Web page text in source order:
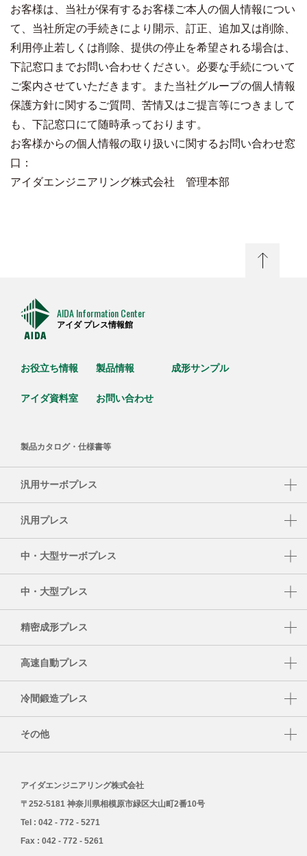
お客様は、当社が保有するお客様ご本人の個人情報につい
て、当社所定の手続きにより開示、訂正、追加又は削除、
利用停止若しくは削除、提供の停止を希望される場合は、
下記窓口までお問い合わせください。必要な手続について
ご案内させていただきます。また当社グループの個人情報
保護方針に関するご質問、苦情又はご提言等につきまして
も、下記窓口にて随時承っております。
お客様からの個人情報の取り扱いに関するお問い合わせ窓
口：
アイダエンジニアリング株式会社 管理本部
AIDA Information Center
アイダ プレス情報館
お役立ち情報 製品情報 成形サンプル
アイダ資料室 お問い合わせ
製品カタログ・仕様書等
汎用サーボプレス
DSF-C1-A
DSF-N2-4000A
DSF-N2
汎用プレス
NC2-E
NS1
NS2
中・大型サーボプレス
DSF-T
DSF-P
中・大型プレス
S1-E
PMX
TMX
精密成形プレス
DSF-U
高速自動プレス
HMX-M
HMX-S
冷間鍛造プレス
CF1
FMX
その他
FAシステム
SDS（安全データシート）
アイダエンジニアリング株式会社
〒252-5181 神奈川県相模原市緑区大山町2番10号
Tel : 042 - 772 - 5271
Fax : 042 - 772 - 5261